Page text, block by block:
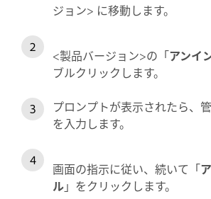
ジョン> に移動します。
<製品バージョン>の「アンイ
ブルクリックします。
プロンプトが表示されたら、
を入力します。
画面の指示に従い、続いて「
ル」をクリックします。